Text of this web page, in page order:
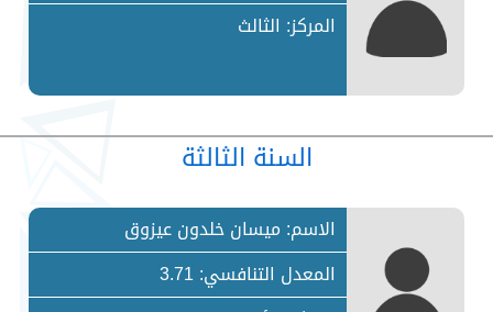
المركز: الثالث
السنة الثالثة
الاسم: ميسان خلدون عيزوق
المعدل التنافسي: 3.71